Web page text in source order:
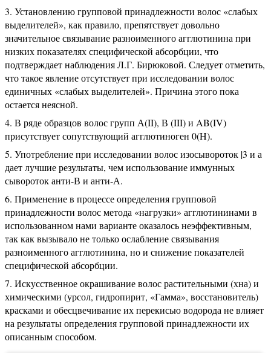
Установлению групповой принадлежности волос «слабых
выделителей», как правило, препятствует довольно
значительное связывание разноименного агглютинина при
низких показателях специфической абсорбции, что
подтверждает наблюдения Л.Г. Бирюковой. Следует отметить,
что такое явление отсутствует при исследовании волос
единичных «слабых выделителей». Причина этого пока
остается неясной.
В ряде образцов волос групп А(II), В (III) и AB(IV)
присутствует сопутствующий агглютиноген 0(H).
Употребление при исследовании волос изосывороток |3 и а
дает лучшие результаты, чем использование иммунных
сывороток анти-В и анти-А.
Применение в процессе определения групповой
принадлежности волос метода «нагрузки» агглютининами в
использованном нами варианте оказалось неэффективным,
так как вызывало не только ослабление связывания
разноименного агглютинина, но и снижение показателей
специфической абсорбции.
Искусственное окрашивание волос растительными (хна) и
химическими (урсол, гидропирит, «Гамма», восстановитель)
красками и обесцвечивание их перекисью водорода не влияет
на результаты определения групповой принадлежности их
описанным способом.